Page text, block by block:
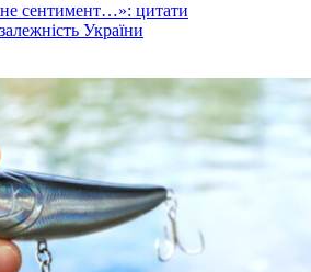
сентимент…»: цитати
України